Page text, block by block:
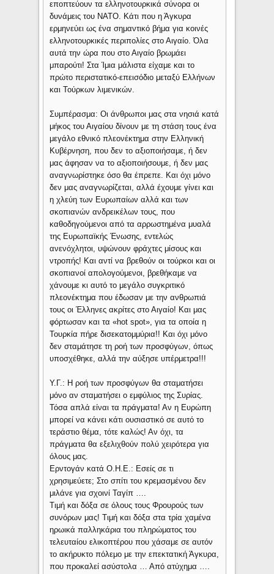
εποπτεύουν τα ελληνοτουρκικά σύνορα οι
δυνάμεις του ΝΑΤΟ. Κάτι που η Άγκυρα
ερμηνεύει ως ένα σημαντικό βήμα για κοινές
ελληνοτουρκικές περιπολίες στο Αιγαίο. Όλα
αυτά την ώρα που στο Αιγαίο βρωμάει
μπαρούτι! Στα Ίμια μάλιστα είχαμε και το
πρώτο περιστατικό-επεισόδιο μεταξύ Ελλήνων
και Τούρκων λιμενικών.
Συμπέρασμα: Οι άνθρωποι μας στα νησιά κατά
μήκος του Αιγαίου δίνουν με τη στάση τους ένα
μεγάλο εθνικό πλεονέκτημα στην Ελληνική
Κυβέρνηση, που δεν το αξιοποιήσαμε, ή δεν
μας άφησαν να το αξιοποιήσουμε, ή δεν μας
αναγνωρίστηκε όσο θα έπρεπε. Και όχι μόνο
δεν μας αναγνωρίζεται, αλλά έχουμε γίνει και
η χλεύη των Ευρωπαίων αλλά και των
σκοπιανών ανδρεικέλων τους, που
καθοδηγούμενοι από τα αρρωστημένα μυαλά
της Ευρωπαϊκής Ένωσης, εντελώς
ανενόχλητοι, υψώνουν φράχτες μίσους και
ντροπής! Και αντί να βρεθούν οι τούρκοι και οι
σκοπιανοί απολογούμενοι, βρεθήκαμε να
χάνουμε κι αυτό το μεγάλο συγκριτικό
πλεονέκτημα που έδωσαν με την ανθρωπιά
τους οι Έλληνες ακρίτες στο Αιγαίο! Και μας
φόρτωσαν και τα «hot spot», για τα οποία η
Τουρκία πήρε δισεκατομμύρια!! Και όχι μόνο
δεν σταμάτησε τη ροή των προσφύγων, όπως
υποσχέθηκε, αλλά την αύξησε υπέρμετρα!!!
Υ.Γ.: Η ροή των προσφύγων θα σταματήσει
μόνο αν σταματήσει ο εμφύλιος της Συρίας.
Τόσα απλά είναι τα πράγματα! Αν η Ευρώπη
μπορεί να κάνει κάτι ουσιαστικό σε αυτό το
τεράστιο θέμα, τότε καλώς! Αν όχι, τα
πράγματα θα εξελιχθούν πολύ χειρότερα για
όλους μας.
Ερντογάν κατά Ο.Η.Ε.: Εσείς σε τι
χρησιμεύετε; Στο σπίτι του κρεμασμένου δεν
μιλάνε για σχοινί Ταγίπ ….
Τιμή και δόξα σε όλους τους Φρουρούς των
συνόρων μας! Τιμή και δόξα στα τρία χαμένα
ηρωικά παλληκάρια του πληρώματος του
τελευταίου ελικοπτέρου που χάσαμε σε αυτόν
το ακήρυκτο πόλεμο με την επεκτατική Άγκυρα,
που προκαλεί ασύστολα … Από ατύχημα ….